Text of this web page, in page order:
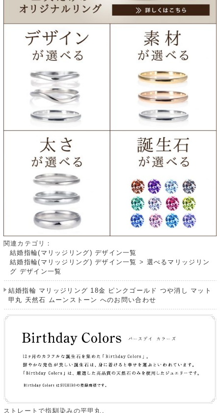
関連カテゴリ：
結婚指輪(マリッジリング) デザイン一覧
結婚指輪(マリッジリング) デザイン一覧 > 選べるマリッジリン
グ デザイン一覧
結婚指輪 マリッジリング 18金 ピンクゴールド つや消し マット
甲丸 天然石 ムーンストーン へのお問い合わせ
ストレートで指馴染みの平甲丸。